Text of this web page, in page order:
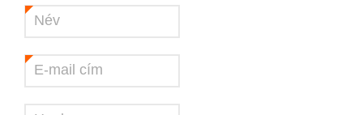
Név
E-mail cím